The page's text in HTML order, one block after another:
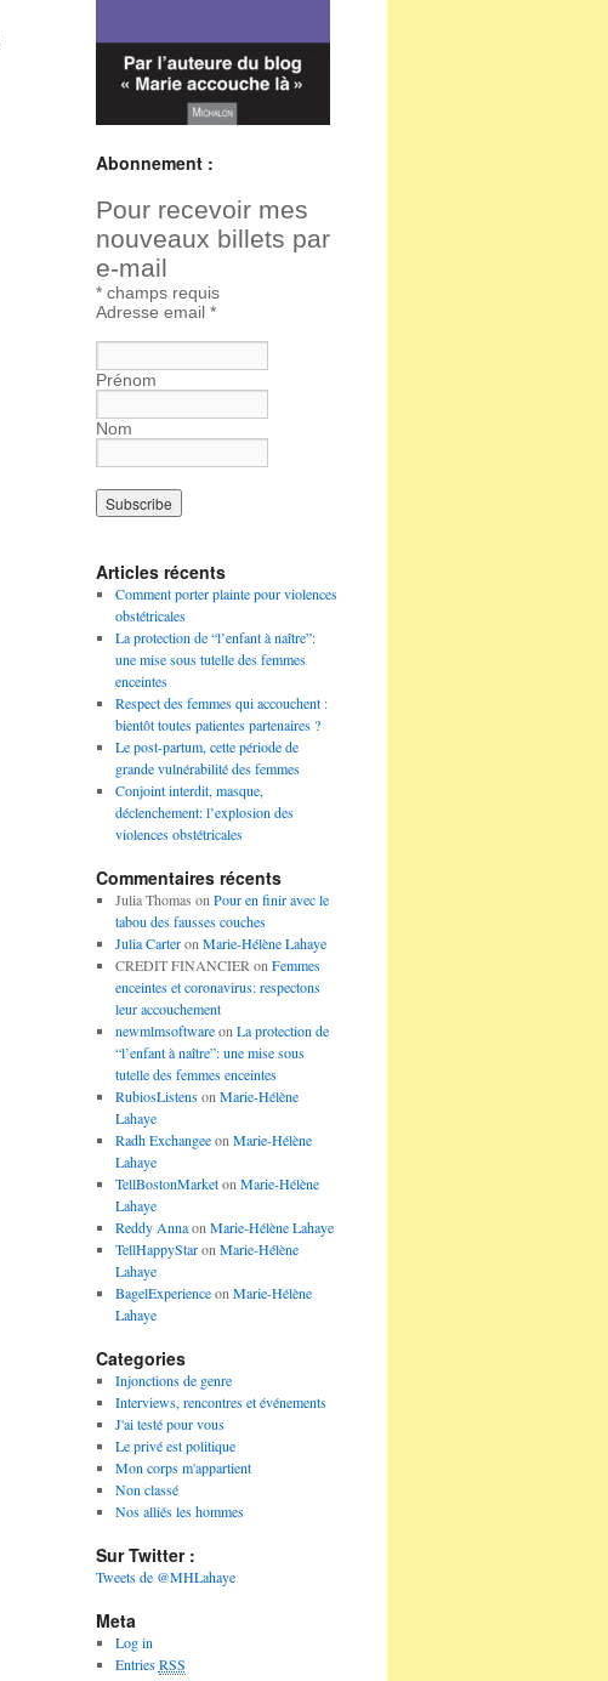
Abonnement :
Pour recevoir mes
nouveaux billets par
e-mail
* champs requis
Adresse email *
Prénom
Nom
Articles récents
Comment porter plainte pour violences
obstétricales
La protection de “l’enfant à naître”:
une mise sous tutelle des femmes
enceintes
Respect des femmes qui accouchent :
bientôt toutes patientes partenaires ?
Le post-partum, cette période de
grande vulnérabilité des femmes
Conjoint interdit, masque,
déclenchement: l’explosion des
violences obstétricales
Commentaires récents
Julia Thomas on Pour en finir avec le
tabou des fausses couches
Julia Carteron Marie-Hélène Lahaye
CREDIT FINANCIER on Femmes
enceintes et coronavirus: respectons
leur accouchement
newmlmsoftwareon La protection de
“l’enfant à naître”: une mise sous
tutelle des femmes enceintes
RubiosListenson Marie-Hélène
Lahaye
Radh Exchangeeon Marie-Hélène
Lahaye
TellBostonMarketon Marie-Hélène
Lahaye
Reddy Annaon Marie-Hélène Lahaye
TellHappyStaron Marie-Hélène
Lahaye
BagelExperienceon Marie-Hélène
Lahaye
Categories
Injonctions de genre
Interviews, rencontres et événements
J'ai testé pour vous
Le privé est politique
Mon corps m'appartient
Non classé
Nos alliés les hommes
Sur Twitter :
Tweets de @MHLahaye
Meta
Log in
EntriesRSS